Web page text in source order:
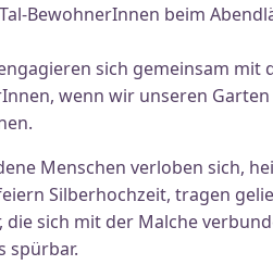
BewohnerInnen beim
sich gemeinsam mit
wenn wir unseren
Menschen verloben sich,
Silberhochzeit, tragen
die sich mit der Malche
spürbar.